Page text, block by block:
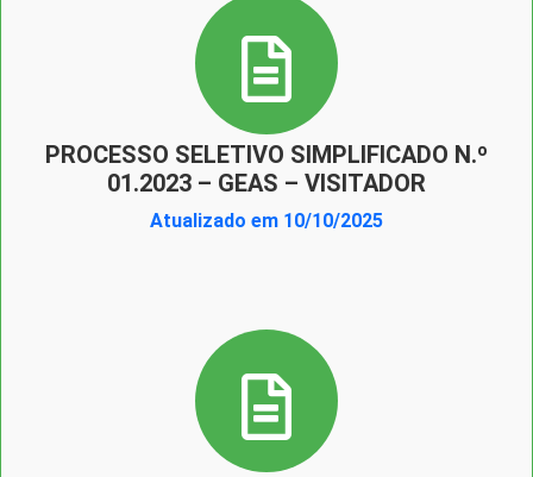
PROCESSO SELETIVO SIMPLIFICADO N.º
01.2023 – GEAS – VISITADOR
Atualizado em 10/10/2025